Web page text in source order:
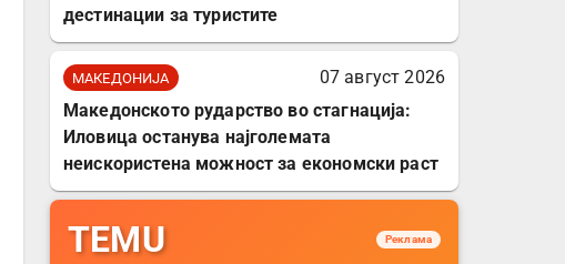
дестинации за туристите
МАКЕДОНИЈА
07 август 2026
Македонското рударство во стагнација:
Иловица останува најголемата
неискористена можност за економски раст
TEMU Реклама